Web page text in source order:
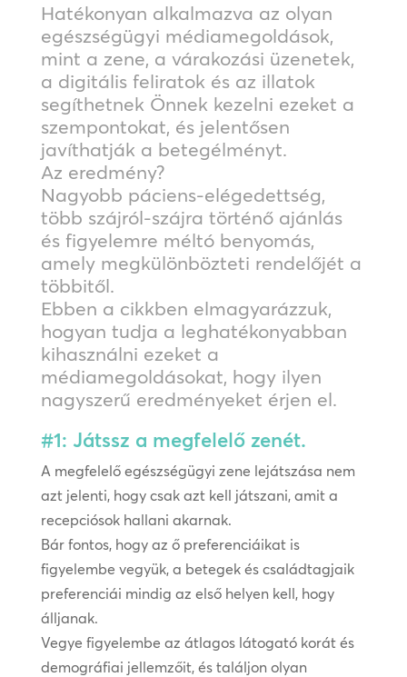
Hatékonyan alkalmazva az olyan
egészségügyi médiamegoldások,
mint a zene, a várakozási üzenetek,
a digitális feliratok és az illatok
segíthetnek Önnek kezelni ezeket a
szempontokat, és jelentősen
javíthatják a betegélményt.
Az eredmény?
Nagyobb páciens-elégedettség,
több szájról-szájra történő ajánlás
és figyelemre méltó benyomás,
amely megkülönbözteti rendelőjét a
többitől.
Ebben a cikkben elmagyarázzuk,
hogyan tudja a leghatékonyabban
kihasználni ezeket a
médiamegoldásokat, hogy ilyen
nagyszerű eredményeket érjen el.
#1: Játssz a megfelelő zenét.
A megfelelő egészségügyi zene lejátszása nem
azt jelenti, hogy csak azt kell játszani, amit a
recepciósok hallani akarnak.
Bár fontos, hogy az ő preferenciáikat is
figyelembe vegyük, a betegek és családtagjaik
preferenciái mindig az első helyen kell, hogy
álljanak.
Vegye figyelembe az átlagos látogató korát és
demográfiai jellemzőit, és találjon olyan